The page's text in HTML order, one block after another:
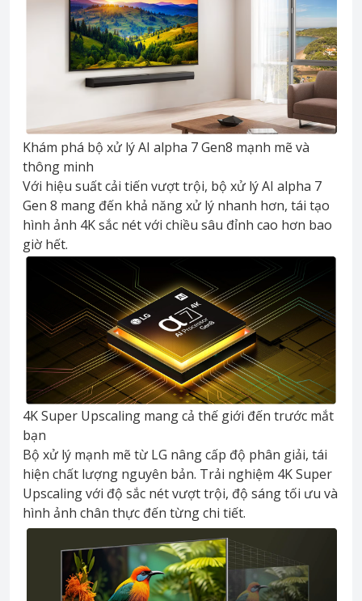
Khám phá bộ xử lý AI alpha 7 Gen8 mạnh mẽ và
thông minh
Với hiệu suất cải tiến vượt trội, bộ xử lý AI alpha 7
Gen 8 mang đến khả năng xử lý nhanh hơn, tái tạo
hình ảnh 4K sắc nét với chiều sâu đỉnh cao hơn bao
giờ hết.
4K Super Upscaling mang cả thế giới đến trước mắt
bạn
Bộ xử lý mạnh mẽ từ LG nâng cấp độ phân giải, tái
hiện chất lượng nguyên bản. Trải nghiệm 4K Super
Upscaling với độ sắc nét vượt trội, độ sáng tối ưu và
hình ảnh chân thực đến từng chi tiết.